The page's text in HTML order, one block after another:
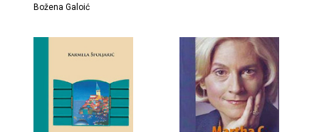
Božena Galoić